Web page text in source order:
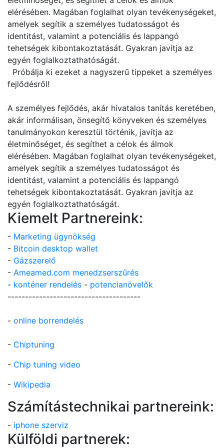
elérésében. Magában foglalhat olyan tevékenységeket,
amelyek segítik a személyes tudatosságot és
identitást, valamint a potenciális és lappangó
tehetségek kibontakoztatását. Gyakran javítja az
egyén foglalkoztathatóságát.
Próbálja ki ezeket a nagyszerű tippeket a személyes
fejlődésről!
A személyes fejlődés, akár hivatalos tanítás keretében,
akár informálisan, önsegítő könyveken és személyes
tanulmányokon keresztül történik, javítja az
életminőséget, és segíthet a célok és álmok
elérésében. Magában foglalhat olyan tevékenységeket,
amelyek segítik a személyes tudatosságot és
identitást, valamint a potenciális és lappangó
tehetségek kibontakoztatását. Gyakran javítja az
egyén foglalkoztathatóságát.
Kiemelt Partnereink:
- Marketing ügynökség
- Bitcoin desktop wallet
- Gázszerelő
- Ameamed.com menedzserszűrés
- konténer rendelés - potencianövelők
--------------------------------------
- online borrendelés
- Chiptuning
- Chip tuning video
- Wikipedia
Számítástechnikai partnereink:
- iphone szerviz
Külföldi partnerek: